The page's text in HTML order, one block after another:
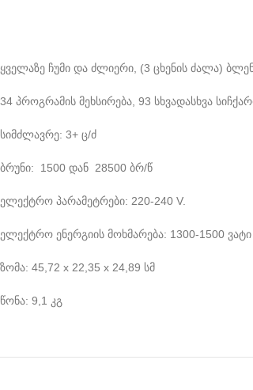
ყველაზე ჩუმი და ძლიერი, (3 ცხენის ძალა)
34 პროგრამის მეხსირება, 93 სხვადასხვა
სიმძლავრე: 3+ ც/ძ
ბრუნი: 1500 დან 28500 ბრ/წ
ელექტრო პარამეტრები: 220-240 V.
ელექტრო ენერგიის მოხმარება: 1300-1500 ვატი
ზომა: 45,72 х 22,35 х 24,89 სმ
წონა: 9,1 კგ